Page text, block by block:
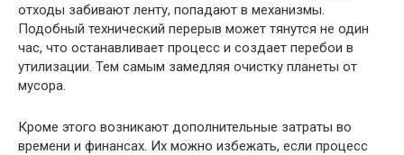
отходы забивают ленту, попадают в механизмы.
Подобный технический перерыв может тянутся не один
час, что останавливает процесс и создает перебои в
утилизации. Тем самым замедляя очистку планеты от
мусора.
Кроме этого возникают дополнительные затраты во
времени и финансах. Их можно избежать, если процесс